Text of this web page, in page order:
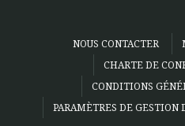
NOUS CONTACTER
CHARTE DE
CONDITIONS
PARAMÈTRES DE